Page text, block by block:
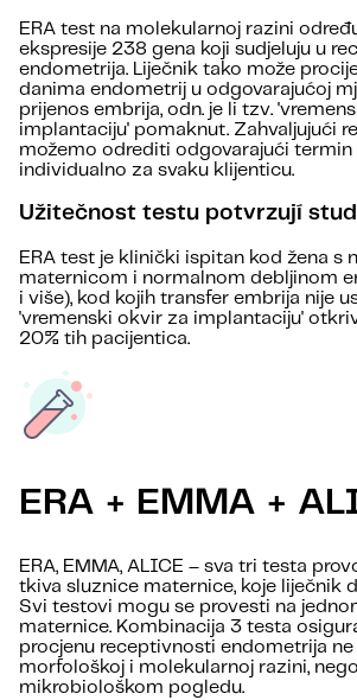
ERA test na molekularnoj razini
ekspresije 238 gena koji sudjeluju u
endometrija. Liječnik tako može
danima endometrij u odgovarajućoj
prijenos embrija, odn. je li tzv.
implantaciju' pomaknut. Zahvaljujući
možemo odrediti odgovarajući termin
individualno za svaku klijenticu.
Užitečnost testu potvrzují
ERA test je klinički ispitan kod žena s
maternicom i normalnom debljinom
i više), kod kojih transfer embrija nije
'vremenski okvir za implantaciju'
20% tih pacijentica.
ERA + EMMA +
ERA, EMMA, ALICE – sva tri testa
tkiva sluznice maternice, koje liječnik
Svi testovi mogu se provesti na
maternice. Kombinacija 3 testa
procjenu receptivnosti endometrija ne
morfološkoj i molekularnoj razini,
mikrobiološkom pogledu.